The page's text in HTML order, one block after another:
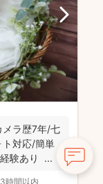
メラ歴7年/七
対応/簡単
験あり ...
3時間以内